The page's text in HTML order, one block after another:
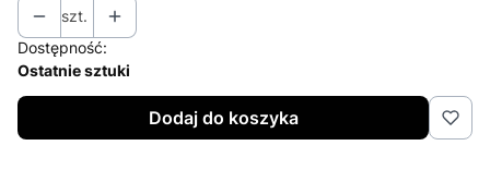
szt.
Dostępność:
Ostatnie sztuki
Dodaj do koszyka